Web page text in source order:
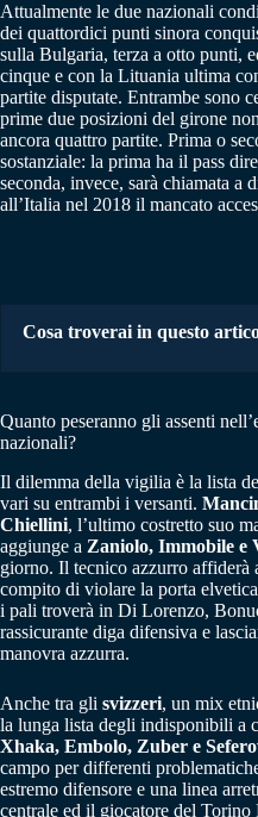
Attualmente le due nazionali
dei quattordici punti sinora
sulla Bulgaria, terza a otto punti,
cinque e con la Lituania ultima
partite disputate. Entrambe sono
prime due posizioni del girone
ancora quattro partite. Prima o
sostanziale: la prima ha il pass
seconda, invece, sarà chiamata a
all’Italia nel 2018 il mancato
Cosa troverai in questo
Quanto peseranno gli assenti
nazionali?
Il dilemma della vigilia è la lista
vari su entrambi i versanti.
Chiellini, l’ultimo costretto suo
aggiunge a Zaniolo, Immobile e
giorno. Il tecnico azzurro
compito di violare la porta
i pali troverà in Di Lorenzo,
rassicurante diga difensiva e
manovra azzurra.
Anche tra gli svizzeri, un mix
la lunga lista degli indisponibili a
Xhaka, Embolo, Zuber e
campo per differenti
estremo difensore e una linea
centrale ed il giocatore del